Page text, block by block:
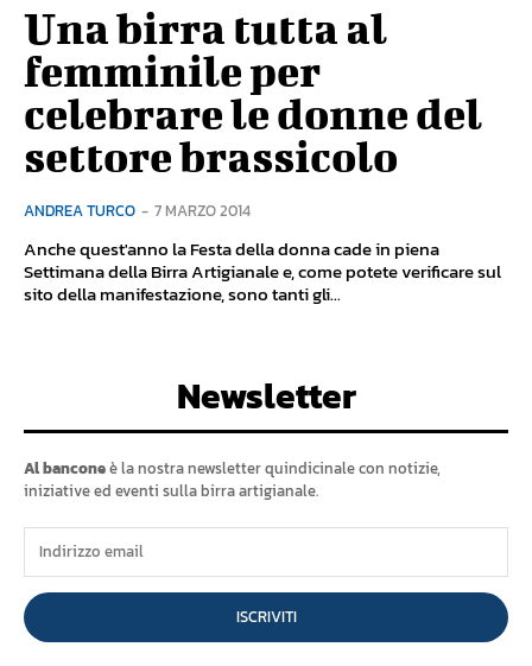
Una birra tutta al
femminile per
celebrare le donne del
settore brassicolo
ANDREA TURCO - 7 MARZO 2014
Anche quest'anno la Festa della donna cade in piena
Settimana della Birra Artigianale e, come potete verificare sul
sito della manifestazione, sono tanti gli...
Newsletter
Al banconeè la nostra newsletter quindicinale con notizie,
iniziative ed eventi sulla birra artigianale.
ISCRIVITI